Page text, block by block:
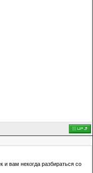
и вам некогда разбираться со